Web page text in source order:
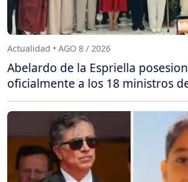
Actualidad • AGO 8 / 2026
Abelardo de la Espriella
oficialmente a los 18 ministros